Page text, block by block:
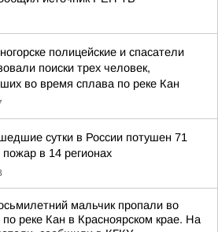
полицейские и спасатели
поиски трех человек,
во время сплава по реке Кан
сутки в России потушен 71
пожар в 14 регионах
мальчик пропали во
реке Кан в Красноярском крае. На